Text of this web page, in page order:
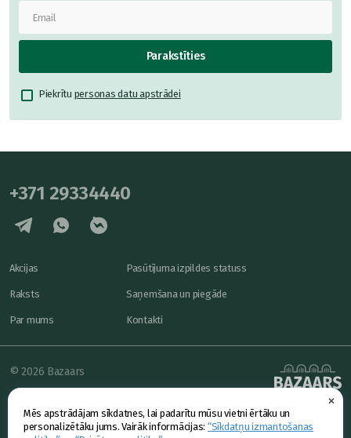
×
Mēs apstrādājam sīkdatnes, lai padarītu mūsu vietni ērtāku un
personalizētāku jums. Vairāk informācijas: “Sīkdatņu izmantošanas
Parakstīties
Piekrītu personas datu apstrādei
+371 29334440
Akcijas
Raksts
Par mums
Pasūtījuma izpildes statuss
Saņemšana un piegāde
Kontakti
powered by
© 2026 Bazaars
Konfidencialitāte
Piedāvājums